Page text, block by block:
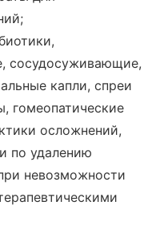
сосудосуживающие,
капли, спреи
гомеопатические
осложнений,
по удалению
невозможности